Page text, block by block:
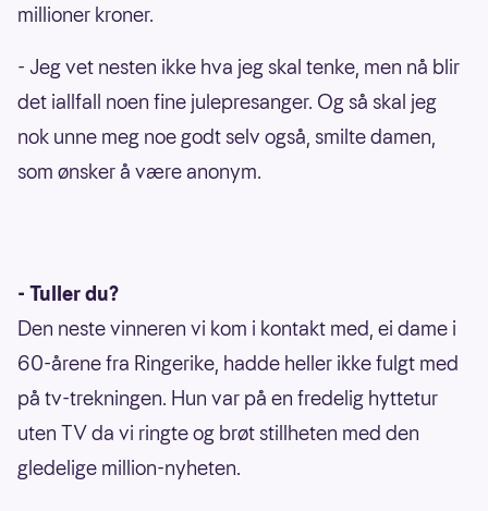
millioner kroner.
- Jeg vet nesten ikke hva jeg skal tenke, men nå blir
det iallfall noen fine julepresanger. Og så skal jeg
nok unne meg noe godt selv også, smilte damen,
som ønsker å være anonym.
- Tuller du?
Den neste vinneren vi kom i kontakt med, ei dame i
60-årene fra Ringerike, hadde heller ikke fulgt med
på tv-trekningen. Hun var på en fredelig hyttetur
uten TV da vi ringte og brøt stillheten med den
gledelige million-nyheten.